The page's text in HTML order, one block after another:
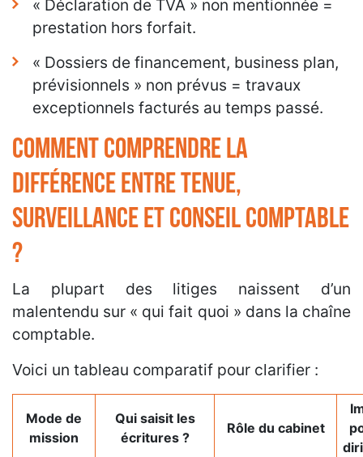
« Déclaration de TVA » non mentionnée =
prestation hors forfait.
« Dossiers de financement, business plan,
prévisionnels » non prévus = travaux
exceptionnels facturés au temps passé.
Comment comprendre la
différence entre tenue,
surveillance et conseil comptable
?
La plupart des litiges naissent d’un
malentendu sur « qui fait quoi » dans la chaîne
comptable.
Voici un tableau comparatif pour clarifier :
Mode de
mission
Qui saisit les
écritures ?
Rôle du cabinet